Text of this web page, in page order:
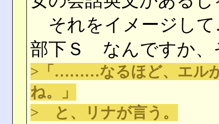
それをイメージし
部下Ｓ なんですか、
>「………なるほど、エル
ね。」
> と、リナが言う。